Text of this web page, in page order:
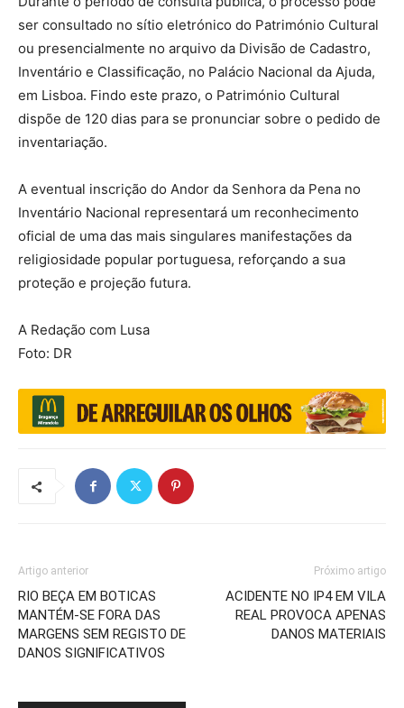
ser consultado no sítio eletrónico do Património Cultural
ou presencialmente no arquivo da Divisão de Cadastro,
Inventário e Classificação, no Palácio Nacional da Ajuda,
em Lisboa. Findo este prazo, o Património Cultural
dispõe de 120 dias para se pronunciar sobre o pedido de
inventariação.
A eventual inscrição do Andor da Senhora da Pena no
Inventário Nacional representará um reconhecimento
oficial de uma das mais singulares manifestações da
religiosidade popular portuguesa, reforçando a sua
proteção e projeção futura.
A Redação com Lusa
Foto: DR
Artigo anterior
RIO BEÇA EM BOTICAS
MANTÉM-SE FORA DAS
MARGENS SEM REGISTO DE
DANOS SIGNIFICATIVOS
Próximo artigo
ACIDENTE NO IP4 EM VILA
REAL PROVOCA APENAS
DANOS MATERIAIS